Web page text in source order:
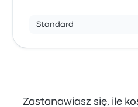
Standard
Zastanawiasz się, ile